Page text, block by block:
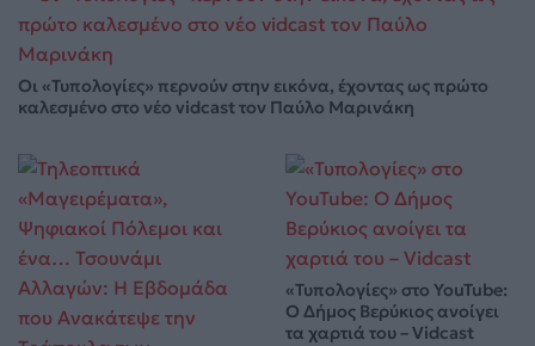
Οι «Τυπολογίες» περνούν στην εικόνα, έχοντας ως πρώτο
καλεσμένο στο νέο vidcast τον Παύλο Μαρινάκη
«Τυπολογίες» στο YouTube:
Ο Δήμος Βερύκιος ανοίγει
τα χαρτιά του – Vidcast